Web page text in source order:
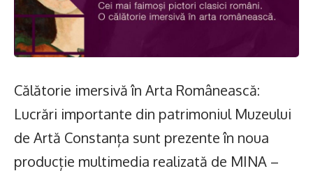
Călătorie imersivă în Arta Românească:
Lucrări importante din patrimoniul Muzeului
de Artă Constanța sunt prezente în noua
producție multimedia realizată de MINA –